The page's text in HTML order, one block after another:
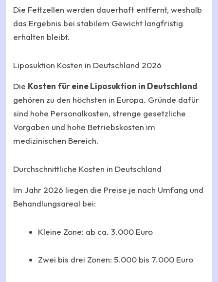
Die Fettzellen werden dauerhaft entfernt, weshalb
das Ergebnis bei stabilem Gewicht langfristig
erhalten bleibt.
Liposuktion Kosten in Deutschland 2026
Die Kosten für eine Liposuktion in Deutschland
gehören zu den höchsten in Europa. Gründe dafür
sind hohe Personalkosten, strenge gesetzliche
Vorgaben und hohe Betriebskosten im
medizinischen Bereich.
Durchschnittliche Kosten in Deutschland
Im Jahr 2026 liegen die Preise je nach Umfang und
Behandlungsareal bei:
Kleine Zone: ab ca. 3.000 Euro
Zwei bis drei Zonen: 5.000 bis 7.000 Euro